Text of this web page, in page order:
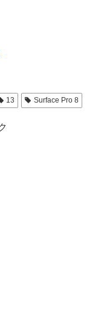
13 Surface Pro 8